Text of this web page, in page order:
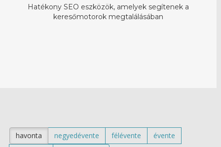
Hatékony SEO eszközök, amelyek segítenek a
keresőmotorok megtalálásában
havonta negyedévente félévente
évente